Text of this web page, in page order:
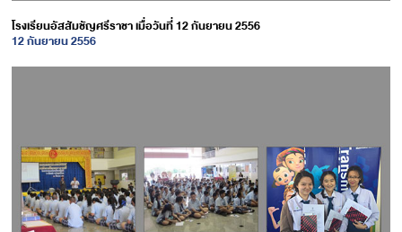
โรงเรียนอัสสัมชัญศรีราชา เมื่อวันที่ 12 กันยายน 2556
12 กันยายน 2556